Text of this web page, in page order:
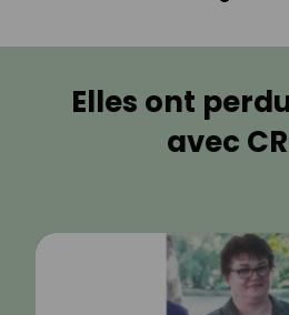
Elles ont
avec